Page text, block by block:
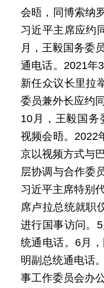
会晤，同博索纳
习近平主席应约
月，王毅国务委
通电话。2021年
新任众议长里拉
委员兼外长应约
10月，王毅国务
视频会晤。2022
京以视频方式与
层协调与合作委
习近平主席特别
席卢拉总统就职
进行国事访问。
统通电话。6月
明副总统通电话
事工作委员会办